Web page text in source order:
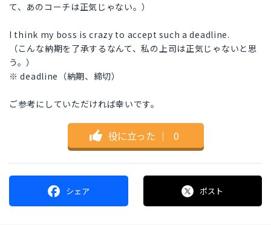
て、あのコーチは正気じゃない。）
I think my boss is crazy to accept such a deadline.
（こんな納期を了承するなんて、私の上司は正気じゃないと思
う。）
※ deadline（納期、締切）
ご参考にしていただければ幸いです。
役に立った ｜ 0
シェア ポスト